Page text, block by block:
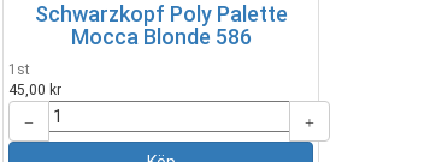
Schwarzkopf Poly Palette
Mocca Blonde 586
1st
45,00 kr